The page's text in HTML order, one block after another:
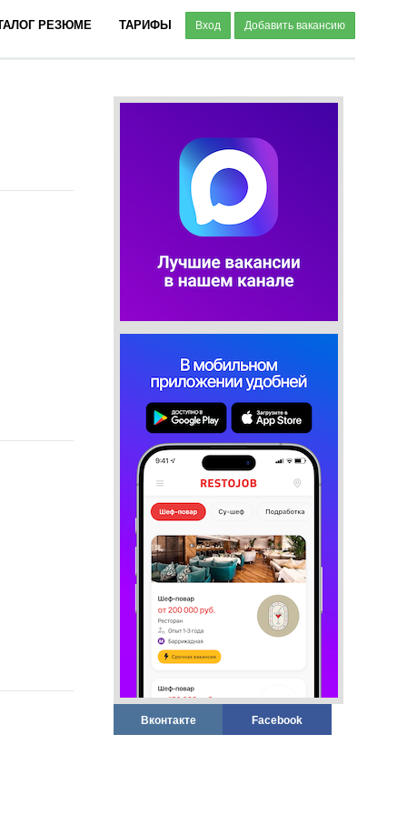
РЕЗЮМЕ ТАРИФЫ Вход Добавить вакансию
Вконтакте Facebook